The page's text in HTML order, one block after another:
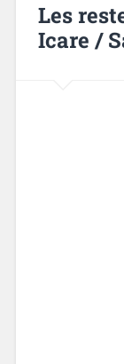
Les
Icare /